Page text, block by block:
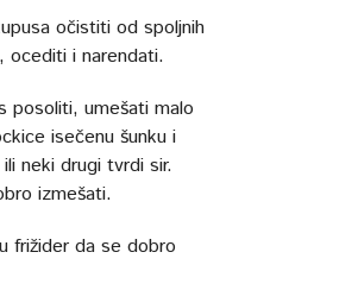
očistiti od spoljnih
ocediti i narendati.
posoliti, umešati malo
isečenu šunku i
neki drugi tvrdi sir.
izmešati.
frižider da se dobro